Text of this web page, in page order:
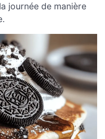
journée de manière